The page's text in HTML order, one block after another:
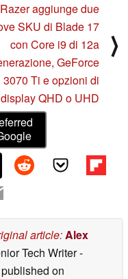
Razer aggiunge due
SKU di Blade 17
con Core i9 di 12a
GeForce
3070 Ti e opzioni di
display QHD o UHD
⟩
article:Alex
Tech Writer-
on